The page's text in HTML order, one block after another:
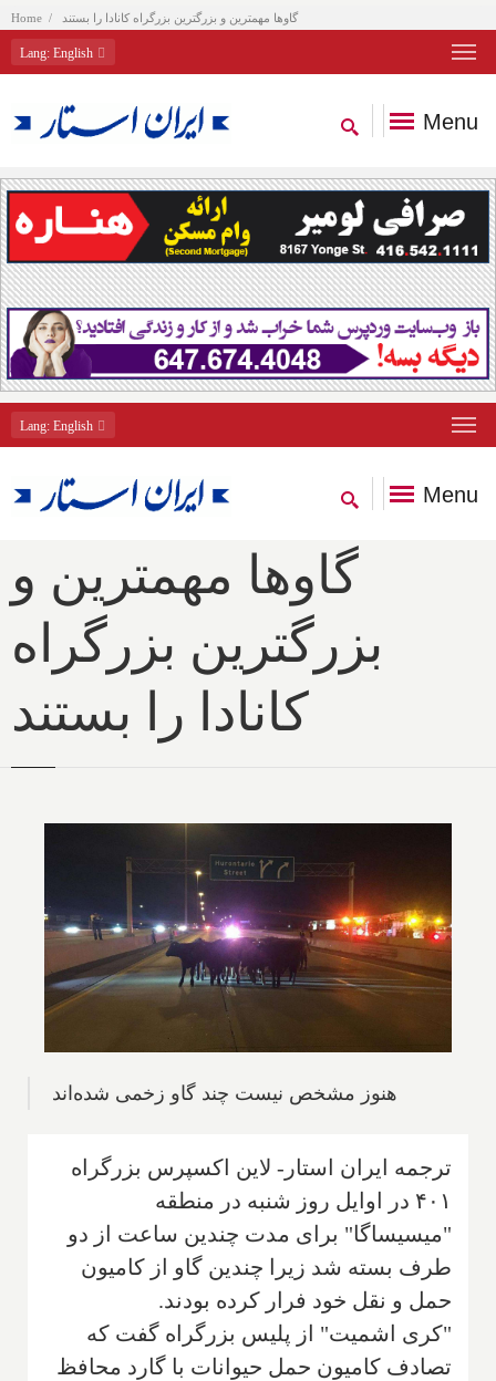
Home گاوها مهمترین و بزرگترین بزرگراه کانادا را بستند
Lang: English
Menu
Lang: English
Menu
گاوها مهمترین و
بزرگترین بزرگراه
کانادا را بستند
هنوز مشخص نیست چند گاو زخمی شده‌اند
ترجمه ایران استار- لاین اکسپرس بزرگراه
۴۰۱ در اوایل روز شنبه در منطقه
"میسیساگا" برای مدت چندین ساعت از دو
طرف بسته شد زیرا چندین گاو از کامیون
حمل و نقل خود فرار کرده بودند.
"کری اشمیت" از پلیس بزرگراه گفت که
تصادف کامیون حمل حیوانات با گارد محافظ